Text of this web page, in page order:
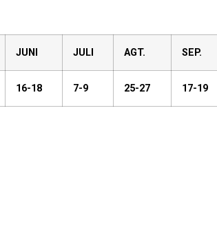
JUNI JULI AGT. SEP.
16-18 7-9 25-27 17-19